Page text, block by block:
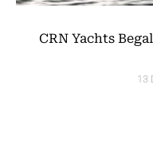
CRN Yachts
13